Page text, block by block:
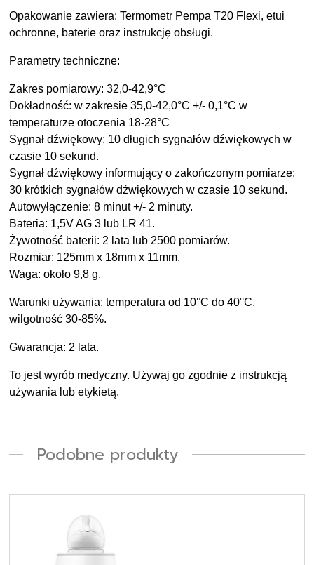
Opakowanie zawiera: Termometr Pempa T20 Flexi, etui
ochronne, baterie oraz instrukcję obsługi.
Parametry techniczne:
Zakres pomiarowy: 32,0-42,9°C
Dokładność: w zakresie 35,0-42,0°C +/- 0,1°C w
temperaturze otoczenia 18-28°C
Sygnał dźwiękowy: 10 długich sygnałów dźwiękowych w
czasie 10 sekund.
Sygnał dźwiękowy informujący o zakończonym pomiarze:
30 krótkich sygnałów dźwiękowych w czasie 10 sekund.
Autowyłączenie: 8 minut +/- 2 minuty.
Bateria: 1,5V AG 3 lub LR 41.
Żywotność baterii: 2 lata lub 2500 pomiarów.
Rozmiar: 125mm x 18mm x 11mm.
Waga: około 9,8 g.
Warunki używania: temperatura od 10°C do 40°C,
wilgotność 30-85%.
Gwarancja: 2 lata.
To jest wyrób medyczny. Używaj go zgodnie z instrukcją
używania lub etykietą.
Podobne produkty